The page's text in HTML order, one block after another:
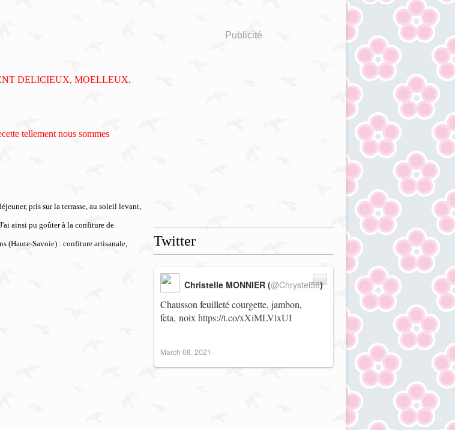
DELICIEUX, MOELLEUX.
tellement nous sommes
pris sur la terrasse, au soleil levant,
ainsi pu goûter à la confiture de
(Haute-Savoie) : confiture artisanale,
Publicité
Twitter
Chausson feuilleté courgette, jambon,
feta, noix https://t.co/xXiMLVlxUI
Christelle MONNIER (@Chrystel56)
March 08, 2021